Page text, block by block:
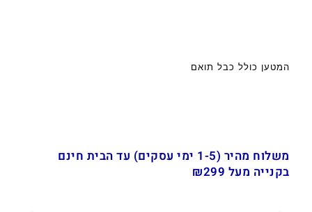
המטען כולל כבל תואם
משלוח מהיר (1-5 ימי עסקים) עד הבית חינם
בקנייה מעל ₪299